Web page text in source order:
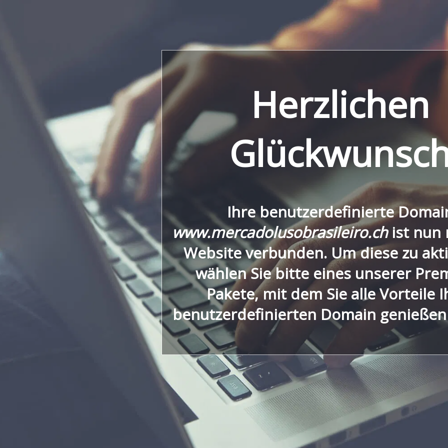
Herzlichen
Ihre benutzerdefinierte
www.mercadolusobrasileiro.chist nun
Website verbunden. Um diese zu
wählen Sie bitte eines unserer
Pakete, mit dem Sie alle Vorteile
benutzerdefinierten Domain